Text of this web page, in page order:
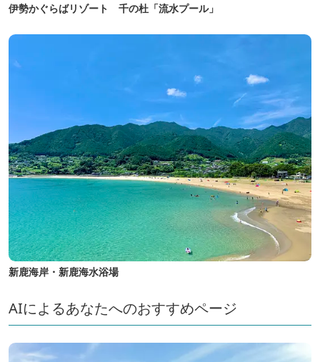
伊勢かぐらばリゾート 千の杜「流水プール」
新鹿海岸・新鹿海水浴場
AIによるあなたへのおすすめページ